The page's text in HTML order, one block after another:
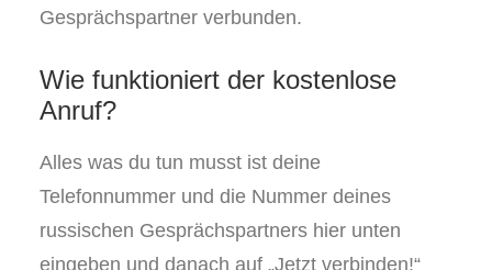
Gesprächspartner verbunden.
Wie funktioniert der kostenlose
Anruf?
Alles was du tun musst ist deine
Telefonnummer und die Nummer deines
russischen Gesprächspartners hier unten
eingeben und danach auf „Jetzt verbinden!“